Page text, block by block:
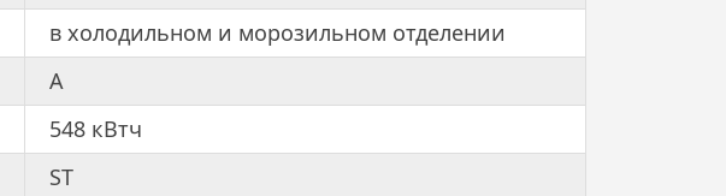
в холодильном и морозильном отделении
A
548 кВтч
ST